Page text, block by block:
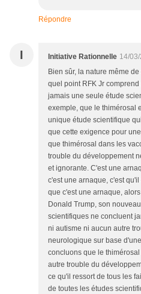
Répondre
I Initiative Rationnelle 14/
Bien sûr, la nature même
quel point RFK Jr
jamais une seule étude
exemple, que le thimérosal
unique étude scientifique
que cette exigence pour
que thimérosal dans les
trouble du développement
et ignorante. C'est une
c'est une arnaque, c'est
que c'est une arnaque,
Donald Trump, son
scientifiques ne concluent
ni autisme ni aucun autre
neurologique sur base
concluons que le
autre trouble du
ce qu'il ressort de tous les
de toutes les études